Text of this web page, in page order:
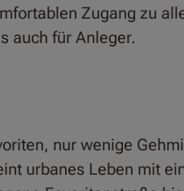
Zugang zu
auch für Anleger.
nur wenige
urbanes Leben mit